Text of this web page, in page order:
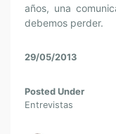
años, una
debemos perder.
29/05/2013
Posted Under
Entrevistas